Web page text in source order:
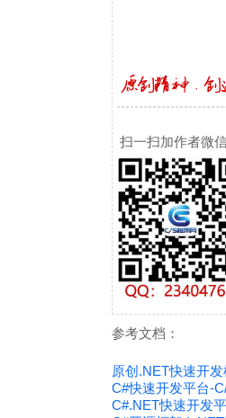
扫一扫加作者微
参考文档：
原创.NET快速开
C#快速开发平台-
C#.NET快速开发